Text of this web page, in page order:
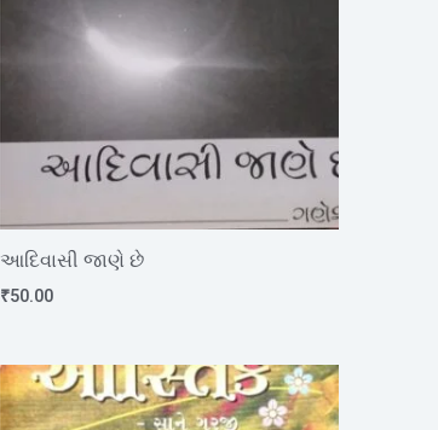
આદિવાસી જાણે છે
₹50.00